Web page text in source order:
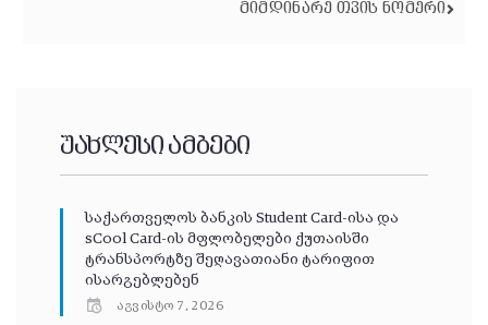
ᲛᲘᲛᲓᲘᲜᲐᲠᲔ ᲗᲕᲘᲡ ᲜᲝᲛᲔᲠᲘ
უახლესი ამბები
საქართველოს ბანკის Student Card-ისა და
sCool Card-ის მფლობელები ქუთაისში
ტრანსპორტზე შეღავათიანი ტარიფით
ისარგებლებენ
აგვისტო 7, 2026